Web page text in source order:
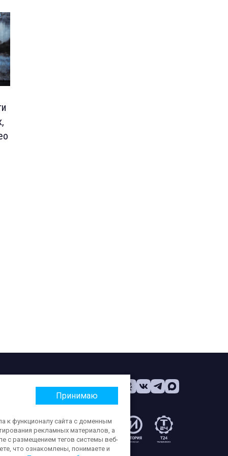
Принимаю
к функционалу сайта с доменным
рекламных материалов, а
с размещением тегов системы веб-
что ознакомлены, понимаете и